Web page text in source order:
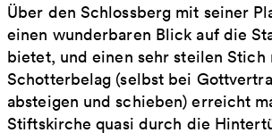
Über den Schlossberg mit seiner
einen wunderbaren Blick auf die
bietet, und einen sehr steilen Stich
Schotterbelag (selbst bei
absteigen und schieben) erreicht
Stiftskirche quasi durch die